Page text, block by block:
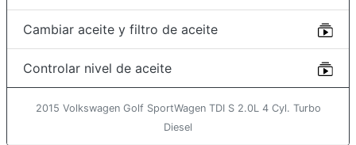
Cambiar aceite y filtro de aceite
Controlar nivel de aceite
2015 Volkswagen Golf SportWagen TDI S 2.0L 4 Cyl. Turbo
Diesel